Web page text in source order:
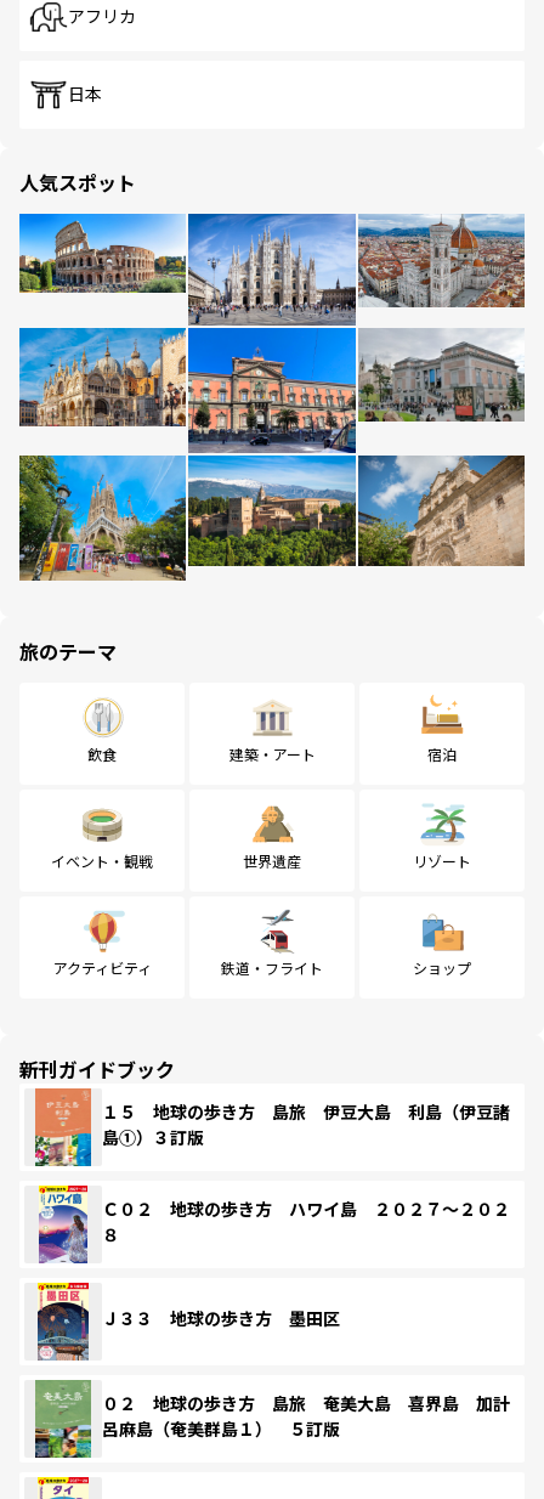
アフリカ
日本
人気スポット
旅のテーマ
飲食 建築・アート 宿泊
イベント・観戦 世界遺産 リゾート
アクティビティ 鉄道・フライト ショップ
新刊ガイドブック
１５ 地球の歩き方 島旅 伊豆大島 利島（伊豆諸
島①）３訂版
Ｃ０２ 地球の歩き方 ハワイ島 ２０２７～２０２
８
Ｊ３３ 地球の歩き方 墨田区
０２ 地球の歩き方 島旅 奄美大島 喜界島 加計
呂麻島（奄美群島１） ５訂版